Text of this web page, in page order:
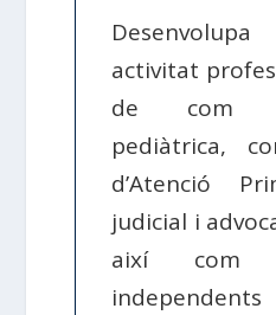
activitat
de com
pediàtrica,
d’Atenció
judicial i
així com